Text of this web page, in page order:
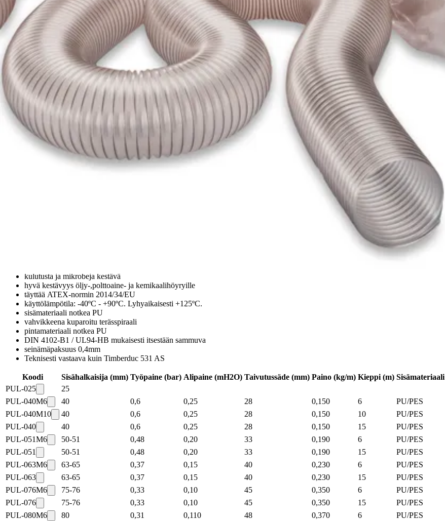
Etusivu
Tuotteet
Palvelut
Meistä
Tekninen tuki
Yhteystiedot
Tuotteet
Teollisuusletkut ja -liittimet
Lämmitysletkut ja -liittimet
PUL - Puruletku 0,4mm terässpiraalilla
PUL - Puruletku 0,4mm terässpiraalilla
Tuote myös kategorioissa:Puruletkut
Monikäyttöinen polyesteristä valmistettu letku joka soveltuu esimerkiksi pölyn ja purun poistoon. Erittäin taipuisa ja kevyt rakenne.
kulutusta ja mikrobeja kestävä
hyvä kestävyys öljy-,polttoaine- ja kemikaalihöyryille
täyttää ATEX-normin 2014/34/EU
käyttölämpötila: -40ºC - +90ºC. Lyhyaikaisesti +125ºC.
sisämateriaali notkea PU
vahvikkeena kuparoitu terässpiraali
pintamateriaali notkea PU
DIN 4102-B1 / UL94-HB mukaisesti itsestään sammuva
seinämäpaksuus 0,4mm
Teknisesti vastaava kuin Timberduc 531 AS
Koodi Sisähalkaisija (mm) Työpaine (bar) Alipaine (mH2O) Taivutussäde (mm) Paino (kg/m) Kieppi (m) Sisämateriaali
PUL-025
25
PUL-040M6
40 0,6 0,25 28 0,150 6 PU/PES
PUL-040M10
40 0,6 0,25 28 0,150 10 PU/PES
PUL-040
40 0,6 0,25 28 0,150 15 PU/PES
PUL-051M6
50-51 0,48 0,20 33 0,190 6 PU/PES
PUL-051
50-51 0,48 0,20 33 0,190 15 PU/PES
PUL-063M6
63-65 0,37 0,15 40 0,230 6 PU/PES
PUL-063
63-65 0,37 0,15 40 0,230 15 PU/PES
PUL-076M6
75-76 0,33 0,10 45 0,350 6 PU/PES
PUL-076
75-76 0,33 0,10 45 0,350 15 PU/PES
PUL-080M6
80 0,31 0,110 48 0,370 6 PU/PES